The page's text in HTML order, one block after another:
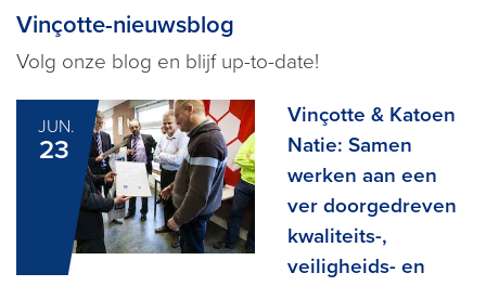
Vinçotte-nieuwsblog
Volg onze blog en blijf up-to-date!
JUN.
23
Vinçotte & Katoen
Natie: Samen
werken aan een
ver doorgedreven
kwaliteits-,
veiligheids- en